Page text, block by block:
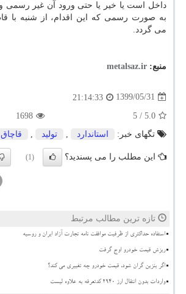
داخل است یا خیر یا حتی ورود آن غیر رسمی
به صورت رسمی که این اقدام، از شنبه با
می گردد.
منبع: metalsaz.ir
1399/05/31
21:14:33
5.0
/ 5
1698
تگهای خبر:
استاندارد , تولید , قاچاق
این مطلب را می پسندید؟ (1)
تازه ترین مطالب مرتبط
استفاده حداکثری از ظرفیت موافقت نامه تجارت آزاد ایران و روسیه
ریزش قیمت خودرو اوج گرفت
اگر بنزین گران شود، قیمت خودرو چه تغییری می کند؟
واردات بدون انتقال ارز ۲۹۴۰ کدتعرفه به علاوه لیست